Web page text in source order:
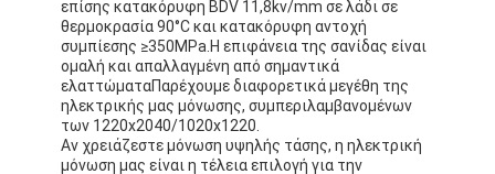
επίσης κατακόρυφη BDV 11,8kv/mm σε λάδι σε
θερμοκρασία 90°C και κατακόρυφη αντοχή
συμπίεσης ≥350MPa.Η επιφάνεια της σανίδας είναι
ομαλή και απαλλαγμένη από σημαντικά
ελαττώματαΠαρέχουμε διαφορετικά μεγέθη της
ηλεκτρικής μας μόνωσης, συμπεριλαμβανομένων
των 1220x2040/1020x1220.
Αν χρειάζεστε μόνωση υψηλής τάσης, η ηλεκτρική
μόνωση μας είναι η τέλεια επιλογή για την